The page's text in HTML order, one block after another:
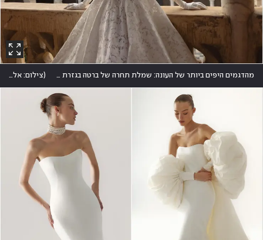
מהדגמים היפים ביותר של העונה: שמלת תחרה של ברטה בגזרת קולר עם קו מותן במראה וי עמוק המספק מראה דרמטי ועכשווי (צילום: אלון שפרנסקי